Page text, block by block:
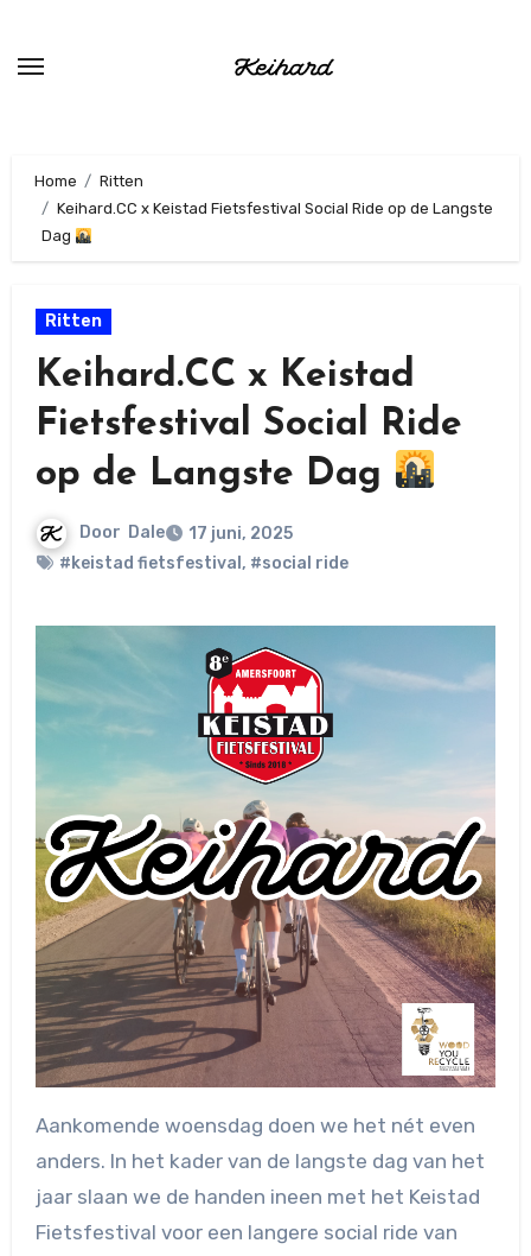
de
Home
Ritten
Keihard.CC x Keistad Fietsfestival Social Ride op de Langste
Dag
Ritten
Keihard.CC x Keistad
Fietsfestival Social Ride
op de Langste Dag
Door Dale
17 juni, 2025
#keistad fietsfestival , #social ride
Aankomende woensdag doen we het nét even
anders. In het kader van de langste dag van het
jaar slaan we de handen ineen met het Keistad
Fietsfestival voor een langere social ride van